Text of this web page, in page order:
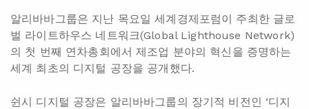
알리바바그룹은 지난 목요일 세계경제포럼이 주최한 글로
벌 라이트하우스 네트워크(Global Lighthouse Network)
의 첫 번째 연차총회에서 제조업 분야의 혁신을 증명하는
세계 최초의 디지털 공장을 공개했다.
쉰시 디지털 공장은 알리바바그룹의 장기적 비전인 ‘디지